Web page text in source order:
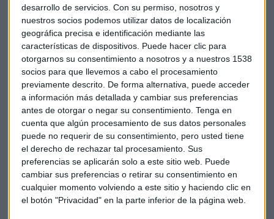
desarrollo de servicios. Con su permiso, nosotros y
nuestros socios podemos utilizar datos de localización
geográfica precisa e identificación mediante las
características de dispositivos. Puede hacer clic para
otorgarnos su consentimiento a nosotros y a nuestros 1538
socios para que llevemos a cabo el procesamiento
previamente descrito. De forma alternativa, puede acceder
a información más detallada y cambiar sus preferencias
antes de otorgar o negar su consentimiento. Tenga en
cuenta que algún procesamiento de sus datos personales
puede no requerir de su consentimiento, pero usted tiene
el derecho de rechazar tal procesamiento. Sus
preferencias se aplicarán solo a este sitio web. Puede
cambiar sus preferencias o retirar su consentimiento en
cualquier momento volviendo a este sitio y haciendo clic en
el botón "Privacidad" en la parte inferior de la página web.
GESTIÓN PASIVA
¿Cómo afrontar la volatilidad del mercado? La receta
de Finizens
Javier Luengo